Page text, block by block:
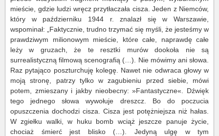
mieście, gdzie ludzi wręcz przytłaczała cisza. Jeden z Niemców,
który w październiku 1944 r. znalazł się w Warszawie,
wspominał: „Faktycznie, trudno trzymać się myśli, że jesteśmy w
prawdziwym milionowym mieście, które całe, naprawdę całe
leży w gruzach, że te resztki murów dookoła nie są
surrealistyczną filmową scenografią (…). Nie mówimy ani słowa.
Raz pytająco poszturchuję kolegę. Nawet nie odwraca głowy w
moją stronę, patrzy tylko w zagubieniu przed siebie, mówi
potem, zmieszany i jakby nieobecny: »Fantastyczne«. Dźwięk
tego jednego słowa wywołuje dreszcz. Bo do poczucia
opuszczenia dochodzi cisza. Cisza jest potężniejsza niż hałas.
W zgiełku walki, w huku bomb wciąż jeszcze panuje życie,
chociaż śmierć jest blisko (…). Jedyną ulgę w tym